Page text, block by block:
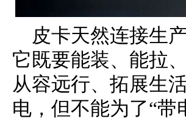
皮卡天然连接生
它既要能装、能拉
从容远行、拓展生
电，但不能为了“